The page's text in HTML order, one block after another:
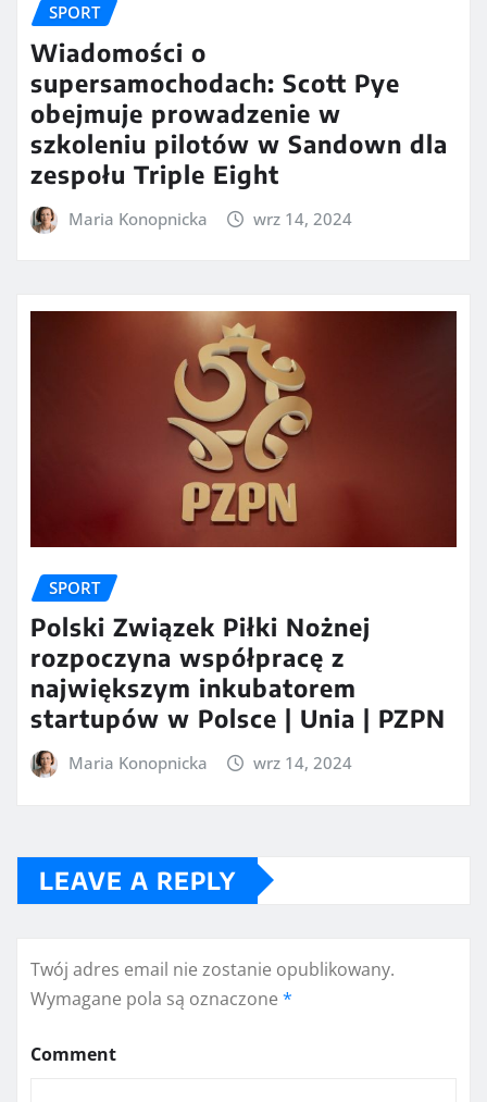
SPORT
Wiadomości o
supersamochodach: Scott Pye
obejmuje prowadzenie w
szkoleniu pilotów w Sandown dla
zespołu Triple Eight
Maria Konopnicka wrz 14, 2024
SPORT
Polski Związek Piłki Nożnej
rozpoczyna współpracę z
największym inkubatorem
startupów w Polsce | Unia | PZPN
Maria Konopnicka wrz 14, 2024
LEAVE A REPLY
Twój adres email nie zostanie opublikowany.
Wymagane pola są oznaczone *
Comment